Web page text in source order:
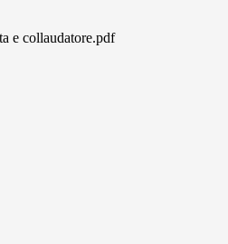
e collaudatore.pdf